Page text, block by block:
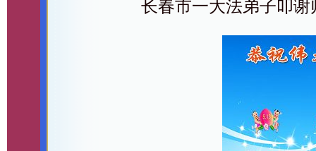
长春市一大法弟子叩